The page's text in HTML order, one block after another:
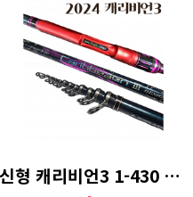
신형 캐리비언3 1-430 1-500 1-530 (DM가이드 , 스크류타입 )